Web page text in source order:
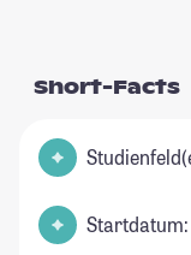
Short-Facts